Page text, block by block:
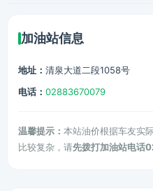
加油站信息
地址： 清泉大道二段1058号
电话： 02883670079
温馨提示： 本站油价根据车友实
比较复杂，请先拨打加油站电话